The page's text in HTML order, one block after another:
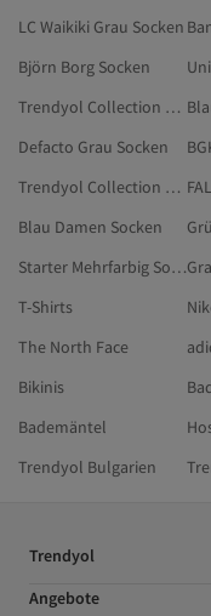
LC Waikiki Grau Socken
Björn Borg Socken
Trendyol Collection Mehrfarbig Socken
Defacto Grau Socken
Trendyol Collection Socken
Blau Damen Socken
Starter Mehrfarbig Socken
T-Shirts
The North Face
Bikinis
Bademäntel
Trendyol Bulgarien
Trendyol
Angebote